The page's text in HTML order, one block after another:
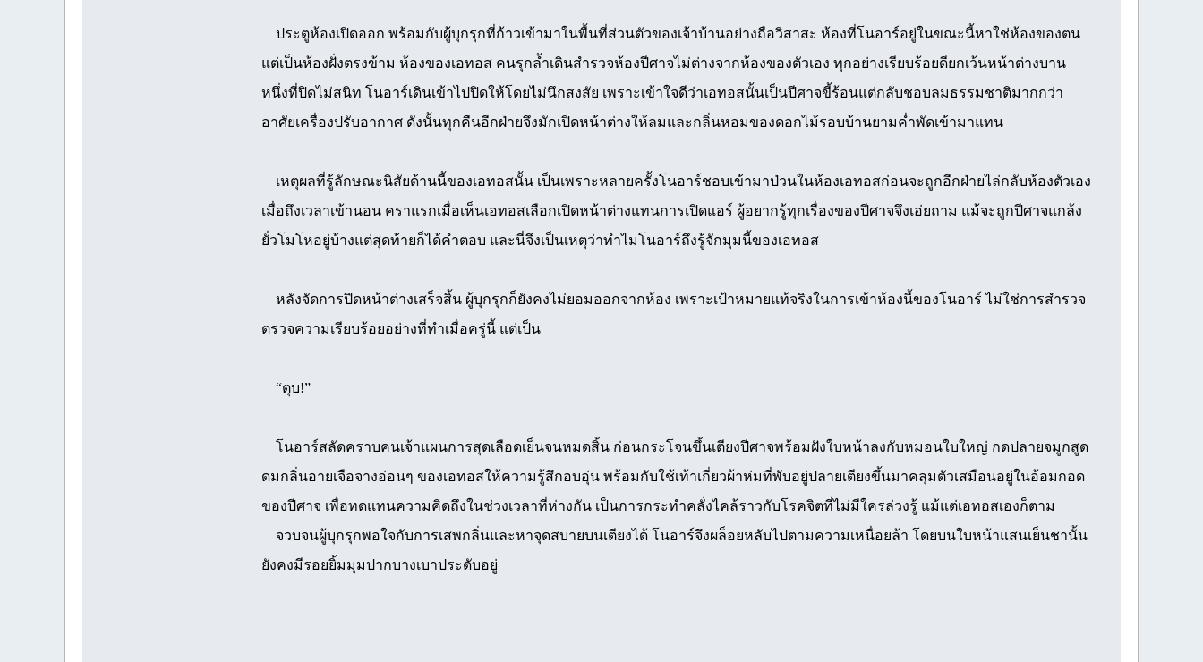
ประตูห้องเปิดออก พร้อมกับผู้บุกรุกที่ก้าวเข้ามาในพื้นที่ส่วนตัวของเจ้าบ้านอย่างถือวิสาสะ ห้องที่โนอาร์อยู่ในขณะนี้หาใช่ห้องของตน
แต่เป็นห้องฝั่งตรงข้าม ห้องของเอทอส คนรุกล้ำเดินสำรวจห้องปีศาจไม่ต่างจากห้องของตัวเอง ทุกอย่างเรียบร้อยดียกเว้นหน้าต่างบาน
หนึ่งที่ปิดไม่สนิท โนอาร์เดินเข้าไปปิดให้โดยไม่นึกสงสัย เพราะเข้าใจดีว่าเอทอสนั้นเป็นปีศาจขี้ร้อนแต่กลับชอบลมธรรมชาติมากกว่า
อาศัยเครื่องปรับอากาศ ดังนั้นทุกคืนอีกฝ่ายจึงมักเปิดหน้าต่างให้ลมและกลิ่นหอมของดอกไม้รอบบ้านยามค่ำพัดเข้ามาแทน
เหตุผลที่รู้ลักษณะนิสัยด้านนี้ของเอทอสนั้น เป็นเพราะหลายครั้งโนอาร์ชอบเข้ามาป่วนในห้องเอทอสก่อนจะถูกอีกฝ่ายไล่กลับห้องตัวเอง
เมื่อถึงเวลาเข้านอน คราแรกเมื่อเห็นเอทอสเลือกเปิดหน้าต่างแทนการเปิดแอร์ ผู้อยากรู้ทุกเรื่องของปีศาจจึงเอ่ยถาม แม้จะถูกปีศาจแกล้ง
ยั่วโมโหอยู่บ้างแต่สุดท้ายก็ได้คำตอบ และนี่จึงเป็นเหตุว่าทำไมโนอาร์ถึงรู้จักมุมนี้ของเอทอส
หลังจัดการปิดหน้าต่างเสร็จสิ้น ผู้บุกรุกก็ยังคงไม่ยอมออกจากห้อง เพราะเป้าหมายแท้จริงในการเข้าห้องนี้ของโนอาร์ ไม่ใช่การสำรวจ
ตรวจความเรียบร้อยอย่างที่ทำเมื่อครู่นี้ แต่เป็น
“ตุบ!”
โนอาร์สลัดคราบคนเจ้าแผนการสุดเลือดเย็นจนหมดสิ้น ก่อนกระโจนขึ้นเตียงปีศาจพร้อมฝังใบหน้าลงกับหมอนใบใหญ่ กดปลายจมูกสูด
ดมกลิ่นอายเจือจางอ่อนๆ ของเอทอสให้ความรู้สึกอบอุ่น พร้อมกับใช้เท้าเกี่ยวผ้าห่มที่พับอยู่ปลายเตียงขึ้นมาคลุมตัวเสมือนอยู่ในอ้อมกอด
ของปีศาจ เพื่อทดแทนความคิดถึงในช่วงเวลาที่ห่างกัน เป็นการกระทำคลั่งไคล้ราวกับโรคจิตที่ไม่มีใครล่วงรู้ แม้แต่เอทอสเองก็ตาม
จวบจนผู้บุกรุกพอใจกับการเสพกลิ่นและหาจุดสบายบนเตียงได้ โนอาร์จึงผล็อยหลับไปตามความเหนื่อยล้า โดยบนใบหน้าแสนเย็นชานั้น
ยังคงมีรอยยิ้มมุมปากบางเบาประดับอยู่